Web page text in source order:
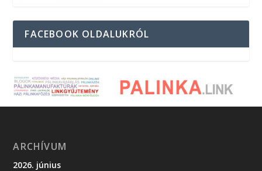
FACEBOOK OLDALUKRÓL
ARCHÍVUM
2026. június